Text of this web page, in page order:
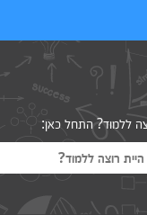
ללמוד? התחל כאן: